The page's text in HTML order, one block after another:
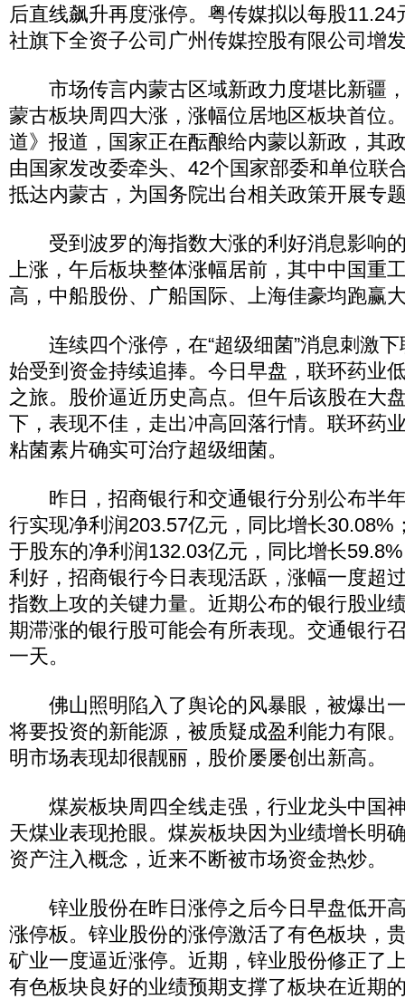
后直线飙升再度涨停。粤传媒拟以每股11.24
社旗下全资子公司广州传媒控股有限公司增
市场传言内蒙古区域新政力度堪比新疆
蒙古板块周四大涨，涨幅位居地区板块首位
道》报道，国家正在酝酿给内蒙以新政，其
由国家发改委牵头、42个国家部委和单位联
抵达内蒙古，为国务院出台相关政策开展专
受到波罗的海指数大涨的利好消息影响
上涨，午后板块整体涨幅居前，其中中国重
高，中船股份、广船国际、上海佳豪均跑赢
连续四个涨停，在“超级细菌”消息刺激下
始受到资金持续追捧。今日早盘，联环药业
之旅。股价逼近历史高点。但午后该股在大
下，表现不佳，走出冲高回落行情。联环药
粘菌素片确实可治疗超级细菌。
昨日，招商银行和交通银行分别公布半
行实现净利润203.57亿元，同比增长30.08%
于股东的净利润132.03亿元，同比增长
利好，招商银行今日表现活跃，涨幅一度超
指数上攻的关键力量。近期公布的银行股业
期滞涨的银行股可能会有所表现。交通银行
一天。
佛山照明陷入了舆论的风暴眼，被爆出
将要投资的新能源，被质疑成盈利能力有限
明市场表现却很靓丽，股价屡屡创出新高。
煤炭板块周四全线走强，行业龙头中国
天煤业表现抢眼。煤炭板块因为业绩增长明
资产注入概念，近来不断被市场资金热炒。
锌业股份在昨日涨停之后今日早盘低开
涨停板。锌业股份的涨停激活了有色板块，
矿业一度逼近涨停。近期，锌业股份修正了
有色板块良好的业绩预期支撑了板块在近期